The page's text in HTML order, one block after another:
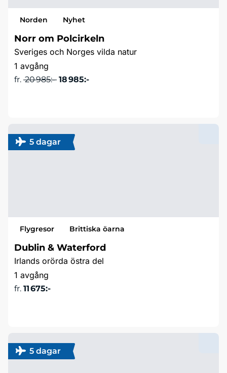
Norden Nyhet
Norr om Polcirkeln
Sveriges och Norges vilda natur
1 avgång
fr. 20 985:- 18 985:-
5 dagar
Flygresor Brittiska öarna
Dublin & Waterford
Irlands orörda östra del
1 avgång
fr. 11 675:-
5 dagar